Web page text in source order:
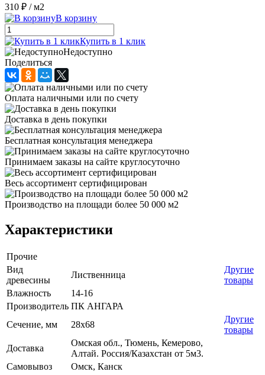
310 ₽ / м2
В корзину
Купить в 1 клик
Недоступно
Поделиться
Оплата наличными или по счету
Доставка в день покупки
Бесплатная консультация менеджера
Принимаем заказы на сайте круглосуточно
Весь ассортимент сертифицирован
Производство на площади более 50 000 м2
Характеристики
Прочие
Вид
древесины
Лиственница
Другие
товары
Влажность
14-16
Производитель ПК АНГАРА
Сечение, мм
28x68
Другие
товары
Доставка
Омская обл., Тюмень, Кемерово,
Алтай. Россия/Казахстан от 5м3.
Самовывоз
Омск, Канск